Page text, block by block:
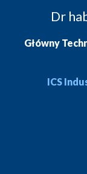
Dr
Główny
ICS